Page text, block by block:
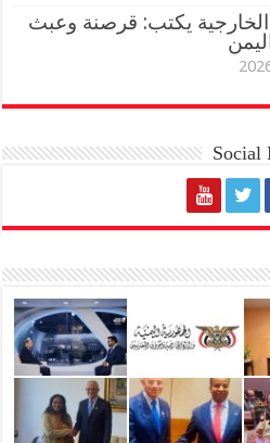
الخارجية يكتب: قرصنة وعبث